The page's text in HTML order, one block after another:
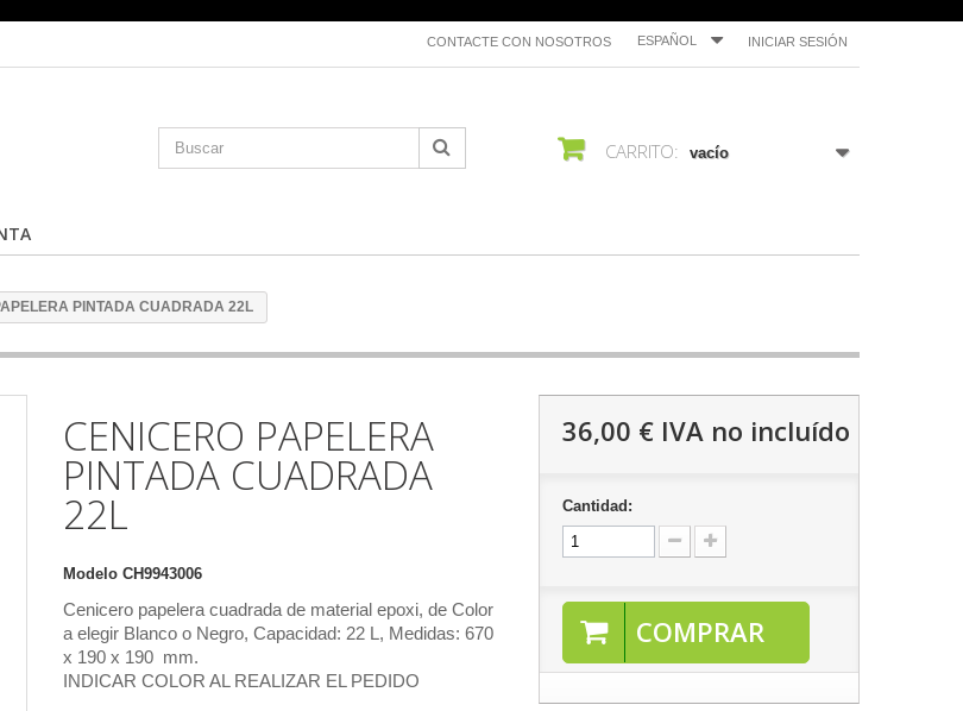
INICIAR SESIÓN
ESPAÑOL
CONTACTE CON NOSOTROS
CARRITO: vacío
PINTADA CUADRADA 22L
CENICERO PAPELERA
PINTADA CUADRADA
22L
Modelo CH9943006
Cenicero papelera cuadrada de material epoxi, de Color
a elegir Blanco o Negro, Capacidad: 22 L, Medidas: 670
x 190 x 190 mm.
INDICAR COLOR AL REALIZAR EL PEDIDO
36,00 €IVA no incluído
Cantidad:
COMPRAR